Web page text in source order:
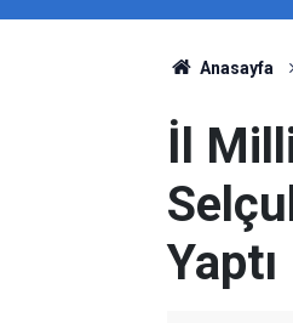
Anasayfa
İl
Yaptı